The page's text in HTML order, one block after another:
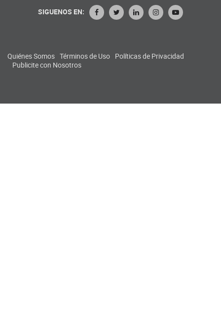
SIGUENOS EN:
Quiénes Somos Términos de Uso Políticas de Privacidad
Publicite con Nosotros